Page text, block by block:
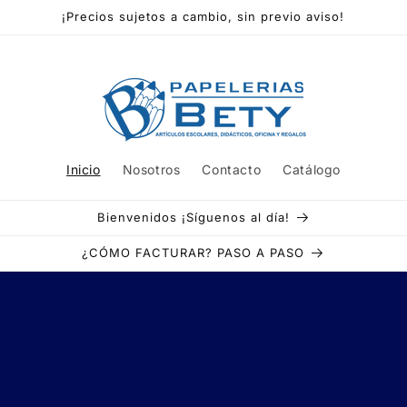
¡Precios sujetos a cambio, sin previo aviso!
Inicio Nosotros Contacto Catálogo
Bienvenidos ¡Síguenos al día!
¿CÓMO FACTURAR? PASO A PASO